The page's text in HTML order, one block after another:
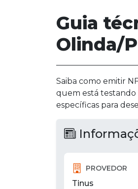
Guia
Olinda/
Saiba como emitir
quem está testando
específicas para
PROVEDOR
Tinus